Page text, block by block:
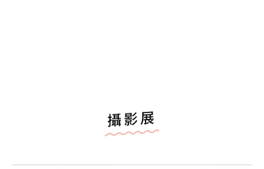
攝影展